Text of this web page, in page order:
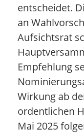
entscheidet.
an
Aufsichtsrat
Empfehlung
Wirkung ab
ordentlichen
Mai 2025